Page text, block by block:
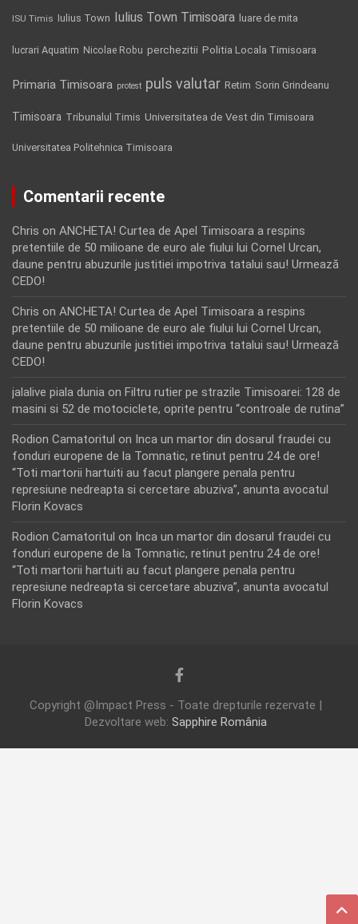
ISU Timis Iulius Town Iulius Town Timisoara luare de mita
lucrari Aquatim Nicolae Robu perchezitii Politia Locala Timisoara
Primaria Timisoara protest puls valutar Retim Sorin Grindeanu
Timisoara Tribunalul Timis Universitatea de Vest din Timisoara
Universitatea Politehnica Timisoara
Comentarii recente
Chris on ANCHETA! Curtea de Apel Timisoara a respins
pretentiile de 50 milioane de euro ale fiului lui Cornel Urcan,
daune pentru abuzurile justitiei impotriva tatalui sau! Urmează
CEDO!
Chris on ANCHETA! Curtea de Apel Timisoara a respins
pretentiile de 50 milioane de euro ale fiului lui Cornel Urcan,
daune pentru abuzurile justitiei impotriva tatalui sau! Urmează
CEDO!
jalalive piala dunia on Filtru rutier pe strazile Timisoarei: 128 de
masini si 52 de motociclete, oprite pentru “controale de rutina”
Rodion Camatoritul on Inca un martor din dosarul fraudei cu
fonduri europene de la Tomnatic, retinut pentru 24 de ore!
“Toti martorii hartuiti au facut plangere penala pentru
represiune nedreapta si cercetare abuziva”, anunta avocatul
Florin Kovacs
Rodion Camatoritul on Inca un martor din dosarul fraudei cu
fonduri europene de la Tomnatic, retinut pentru 24 de ore!
“Toti martorii hartuiti au facut plangere penala pentru
represiune nedreapta si cercetare abuziva”, anunta avocatul
Florin Kovacs
Copyright @Impact Press - Toate drepturile rezervate |
Dezvoltare web: Sapphire România